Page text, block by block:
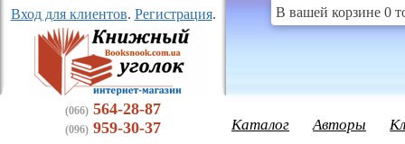
Вход для клиентов. Регистрация.
(066) 564-28-87
(096) 959-30-37
В вашей корзине 0
Каталог Авторы